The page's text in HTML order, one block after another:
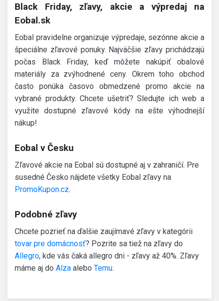
Black Friday, zľavy, akcie a výpredaj na
Eobal.sk
Eobal pravidelne organizuje výpredaje, sezónne akcie a
špeciálne zľavové ponuky. Najväčšie zľavy prichádzajú
počas Black Friday, keď môžete nakúpiť obalové
materiály za zvýhodnené ceny. Okrem toho obchod
často ponúka časovo obmedzené promo akcie na
vybrané produkty. Chcete ušetriť? Sledujte ich web a
využite dostupné zľavové kódy na ešte výhodnejší
nákup!
Eobal v Česku
Zľavové akcie na Eobal sú dostupné aj v zahraničí. Pre
susedné Česko nájdete všetky Eobal zľavy na
PromoKupon.cz.
Podobné zľavy
Chcete pozrieť na ďalšie zaujímavé zľavy v kategórii
tovar pre domácnosť? Pozrite sa tiež na zľavy do
Allegro, kde vás čaká allegro dni - zľavy až 40%. Zľavy
máme aj do Alza alebo Temu.